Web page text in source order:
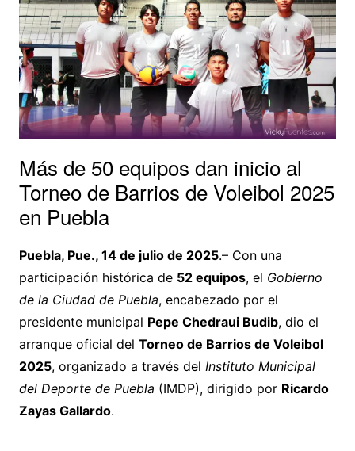
Más de 50 equipos dan inicio al
Torneo de Barrios de Voleibol 2025
en Puebla
Puebla, Pue., 14 de julio de 2025.– Con una
participación histórica de 52 equipos, el Gobierno
de la Ciudad de Puebla, encabezado por el
presidente municipal Pepe Chedraui Budib, dio el
arranque oficial del Torneo de Barrios de Voleibol
2025, organizado a través del Instituto Municipal
del Deporte de Puebla (IMDP), dirigido por Ricardo
Zayas Gallardo.